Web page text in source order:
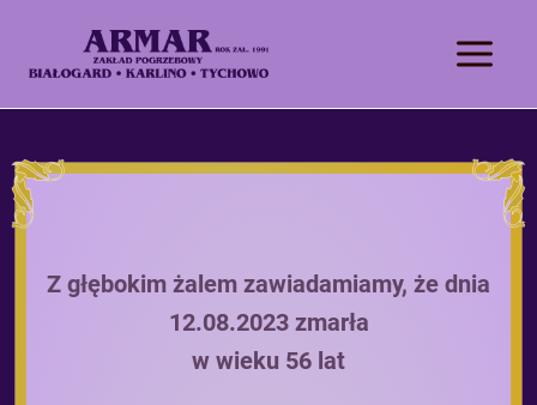
Z głębokim żalem zawiadamiamy, że dnia
12.08.2023 zmarła
w wieku 56 lat